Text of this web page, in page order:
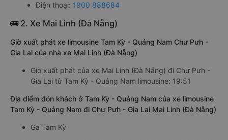
Điện thoại: 1900 888684
🚌 2. Xe Mai Linh (Đà Nẵng)
Giờ xuất phát xe limousine Tam Kỳ - Quảng Nam Chư Pưh -
Gia Lai của nhà xe Mai Linh (Đà Nẵng)
Giờ xuất phát của xe Mai Linh (Đà Nẵng) đi Chư Pưh -
Gia Lai từ Tam Kỳ - Quảng Nam limousine: 19:51
Địa điểm đón khách ở Tam Kỳ - Quảng Nam của xe limousine
Tam Kỳ - Quảng Nam đi Chư Pưh - Gia Lai Mai Linh (Đà Nẵng)
Ga Tam Kỳ